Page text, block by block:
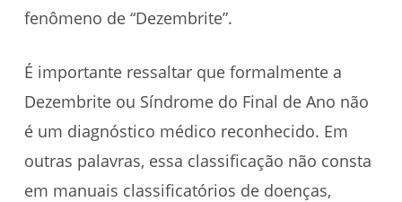
fenômeno de “Dezembrite”.
É importante ressaltar que formalmente a
Dezembrite ou Síndrome do Final de Ano não
é um diagnóstico médico reconhecido. Em
outras palavras, essa classificação não consta
em manuais classificatórios de doenças,